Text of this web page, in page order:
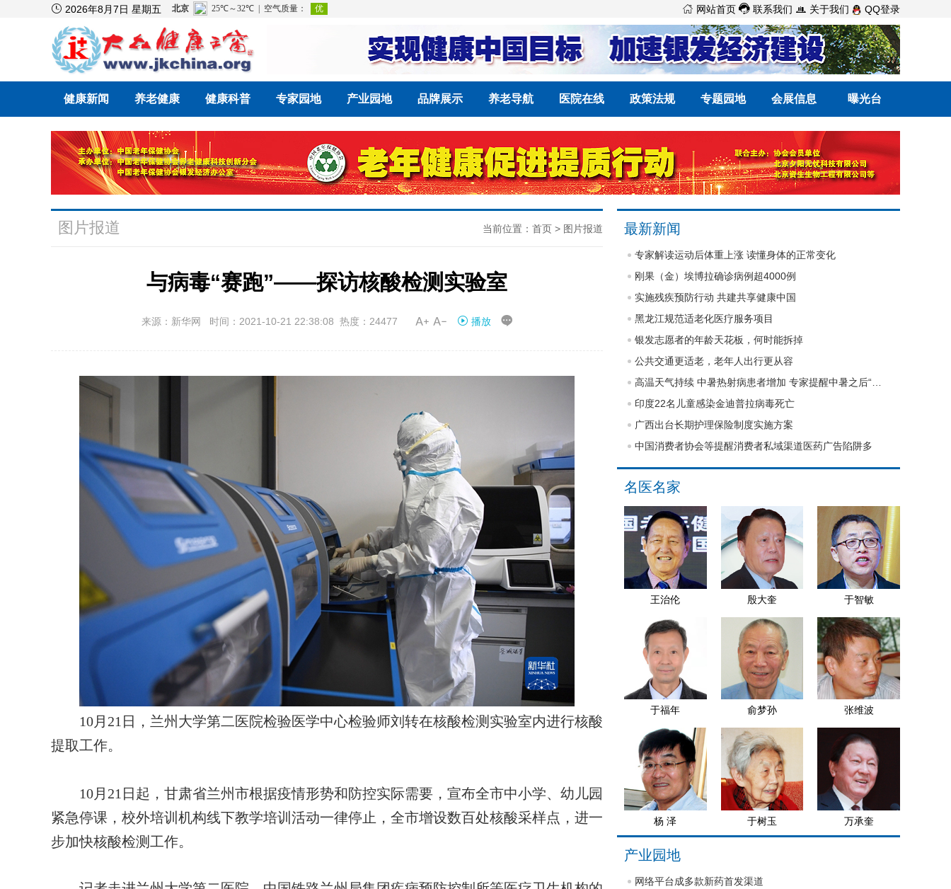
 2026年8月7日 星期五  网站首页  联系我们  关于我们 QQ登录
健康新闻 养老健康 健康科普 专家园地 产业园地 品牌展示 养老导航 医院在线 政策法规 专题园地 会展信息 曝光台
图片报道 当前位置： 首页 > 图片报道
与病毒“赛跑”——探访核酸检测实验室
来源：新华网 时间：2021-10-21 22:38:08 热度：24477  播放 
10月21日，兰州大学第二医院检验医学中心检验师刘转在核酸检测实验室内进行核酸
提取工作。
10月21日起，甘肃省兰州市根据疫情形势和防控实际需要，宣布全市中小学、幼儿园
紧急停课，校外培训机构线下教学培训活动一律停止，全市增设数百处核酸采样点，进一
步加快核酸检测工作。
最新新闻
专家解读运动后体重上涨 读懂身体的正常变化
刚果（金）埃博拉确诊病例超4000例
实施残疾预防行动 共建共享健康中国
黑龙江规范适老化医疗服务项目
银发志愿者的年龄天花板，何时能拆掉
公共交通更适老，老年人出行更从容
印度22名儿童感染金迪普拉病毒死亡
广西出台长期护理保险制度实施方案
中国消费者协会等提醒消费者私域渠道医药广告陷阱多
名医名家
王治伦 殷大奎 于智敏
于福年 俞梦孙 张维波
杨 泽 于树玉 万承奎
产业园地
网络平台成多款新药首发渠道